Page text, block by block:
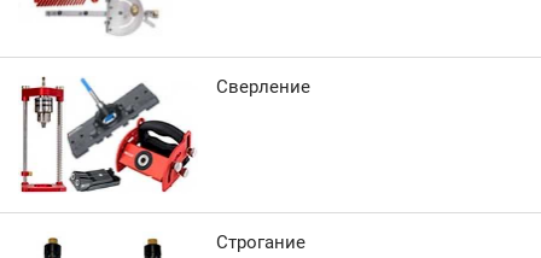
Сверление
Строгание